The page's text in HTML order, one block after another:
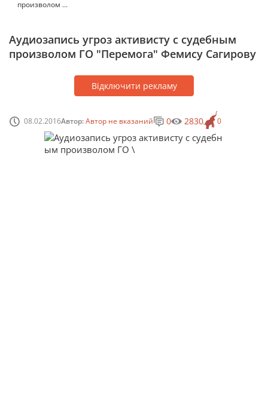
произволом ...
Аудиозапись угроз активисту с судебным
произволом ГО "Перемога" Фемису Сагирову
Відключити рекламу
08.02.2016Автор:Автор не вказаний 0
0 2830